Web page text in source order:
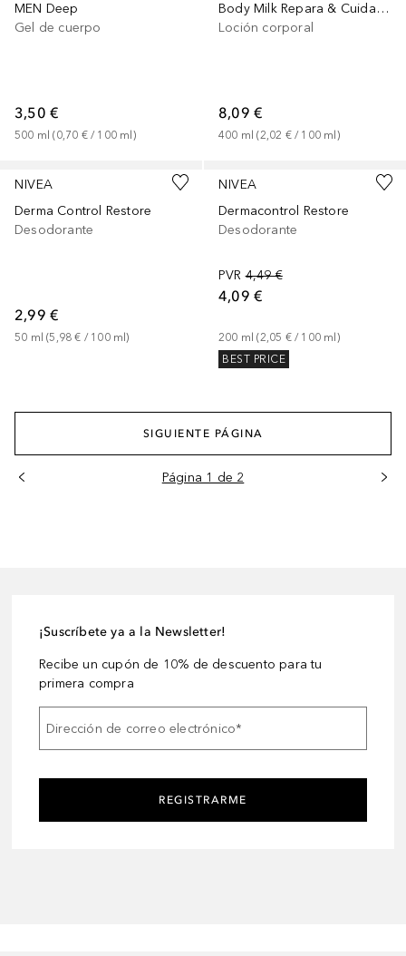
MEN Deep
Gel de cuerpo
3,50 €
500 ml (0,70 € / 100 ml )
Body Milk Repara & Cuida Piel Seca
Loción corporal
8,09 €
400 ml (2,02 € / 100 ml )
NIVEA
Derma Control Restore
Desodorante
2,99 €
50 ml (5,98 € / 100 ml)
NIVEA
Dermacontrol Restore
Desodorante
PVR 4,49 €
4,09 €
200 ml (2,05 € / 100 ml )
BEST PRICE
SIGUIENTE PÁGINA
Página 1 de 2
¡Suscríbete ya a la Newsletter!
Recibe un cupón de 10% de descuento para tu
primera compra
Dirección de correo electrónico*
REGISTRARME